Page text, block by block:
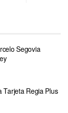
Segovia
Tarjeta Regia Plus